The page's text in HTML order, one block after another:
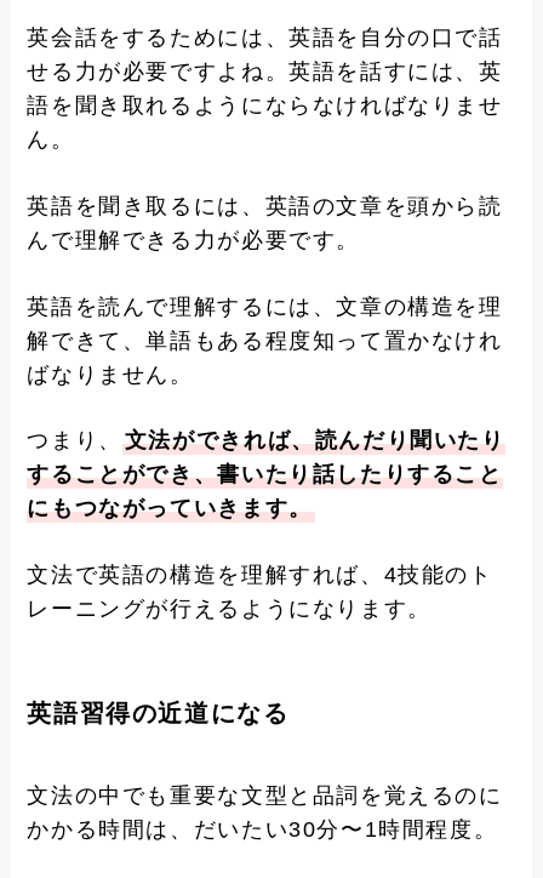
英会話をするためには、英語を自分の口で話
せる力が必要ですよね。英語を話すには、英
語を聞き取れるようにならなければなりませ
ん。
英語を聞き取るには、英語の文章を頭から読
んで理解できる力が必要です。
英語を読んで理解するには、文章の構造を理
解できて、単語もある程度知って置かなけれ
ばなりません。
つまり、 文法ができれば、読んだり聞いたり
することができ、書いたり話したりすること
にもつながっていきます。
文法で英語の構造を理解すれば、4技能のト
レーニングが行えるようになります。
英語習得の近道になる
文法の中でも重要な文型と品詞を覚えるのに
かかる時間は、だいたい30分〜1時間程度。